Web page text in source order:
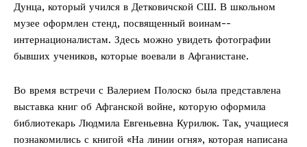
Дунца, который учился в Детковичской СШ. В школьном
музее оформлен стенд, посвященный воинам-­
интернационалистам. Здесь можно увидеть фотографии
бывших учеников, которые воевали в Афганистане.
Во время встречи с Валерием Полоско была представлена
выставка книг об Афганской вой­не, которую оформила
библиотекарь Людмила Евгеньевна Курилюк. Так, учащиеся
познакомились с книгой «На линии огня», которая написана